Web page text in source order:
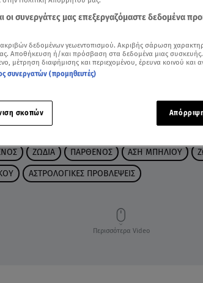
ΖΩΔΙΑ ΠΑΡΘΕΝΟΣ ΑΣΗ ΜΠΗΛΙΟΥ
ΑΣΤΡΟΛΟΓΙΚΕΣ ΠΡΟΒΛΕΨΕΙΣ
Περισσότερα Video
οι συνεργάτες μας επεξεργαζόμαστε δεδομένα
δεδομένων γεωεντοπισμού. Ακριβής σάρωση
Αποθήκευση ή/και πρόσβαση στα δεδομένα μιας συσκευής.
μέτρηση διαφήμισης και περιεχομένου, έρευνα κοινού και
συνεργατών (προμηθευτές)
σκοπών